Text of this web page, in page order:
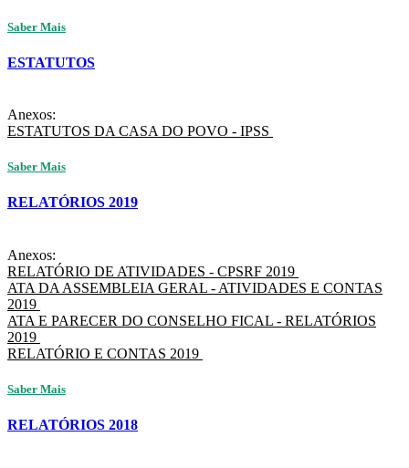
Saber Mais
ESTATUTOS
Anexos:
ESTATUTOS DA CASA DO POVO - IPSS
Saber Mais
RELATÓRIOS 2019
Anexos:
RELATÓRIO DE ATIVIDADES - CPSRF 2019
ATA DA ASSEMBLEIA GERAL - ATIVIDADES E CONTAS
2019
ATA E PARECER DO CONSELHO FICAL - RELATÓRIOS
2019
RELATÓRIO E CONTAS 2019
Saber Mais
RELATÓRIOS 2018